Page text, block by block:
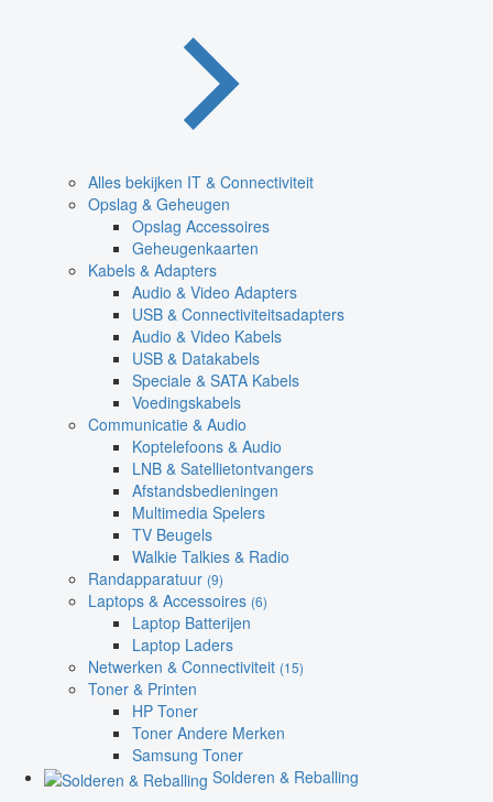
Alles bekijken IT & Connectiviteit
Opslag & Geheugen
Opslag Accessoires
Geheugenkaarten
Kabels & Adapters
Audio & Video Adapters
USB & Connectiviteitsadapters
Audio & Video Kabels
USB & Datakabels
Speciale & SATA Kabels
Voedingskabels
Communicatie & Audio
Koptelefoons & Audio
LNB & Satellietontvangers
Afstandsbedieningen
Multimedia Spelers
TV Beugels
Walkie Talkies & Radio
Randapparatuur (9)
Laptops & Accessoires (6)
Laptop Batterijen
Laptop Laders
Netwerken & Connectiviteit (15)
Toner & Printen
HP Toner
Toner Andere Merken
Samsung Toner
Solderen & Reballing